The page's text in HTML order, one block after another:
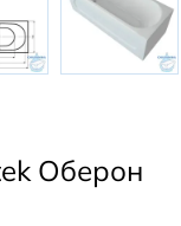
Оберон